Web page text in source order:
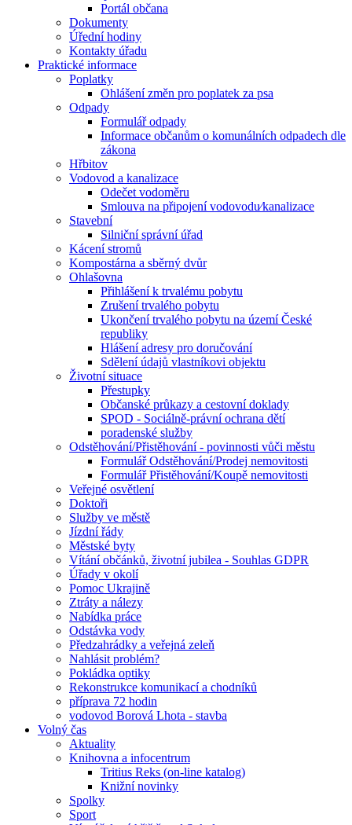
Portál občana
Dokumenty
Úřední hodiny
Kontakty úřadu
Praktické informace
Poplatky
Ohlášení změn pro poplatek za psa
Odpady
Formulář odpady
Informace občanům o komunálních odpadech dle
zákona
Hřbitov
Vodovod a kanalizace
Odečet vodoměru
Smlouva na připojení vodovodu⁄kanalizace
Stavební
Silniční správní úřad
Kácení stromů
Kompostárna a sběrný dvůr
Ohlašovna
Přihlášení k trvalému pobytu
Zrušení trvalého pobytu
Ukončení trvalého pobytu na území České
republiky
Hlášení adresy pro doručování
Sdělení údajů vlastníkovi objektu
Životní situace
Přestupky
Občanské průkazy a cestovní doklady
SPOD - Sociálně-právní ochrana dětí
poradenské služby
Odstěhování/Přistěhování - povinnosti vůči městu
Formulář Odstěhování/Prodej nemovitosti
Formulář Přistěhování/Koupě nemovitosti
Veřejné osvětlení
Doktoři
Služby ve městě
Jízdní řády
Městské byty
Vítání občánků, životní jubilea - Souhlas GDPR
Úřady v okolí
Pomoc Ukrajině
Ztráty a nálezy
Nabídka práce
Odstávka vody
Předzahrádky a veřejná zeleň
Nahlásit problém?
Pokládka optiky
Rekonstrukce komunikací a chodníků
příprava 72 hodin
vodovod Borová Lhota - stavba
Volný čas
Aktuality
Knihovna a infocentrum
Tritius Reks (on-line katalog)
Knižní novinky
Spolky
Sport